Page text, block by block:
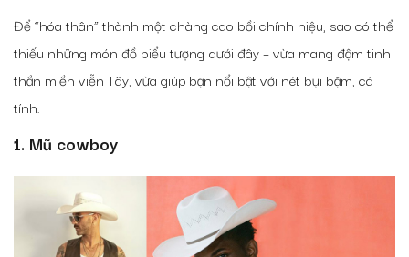
Để “hóa thân” thành một chàng cao bồi chính hiệu, sao có thể
thiếu những món đồ biểu tượng dưới đây – vừa mang đậm tinh
thần miền viễn Tây, vừa giúp bạn nổi bật với nét bụi bặm, cá
tính.
1. Mũ cowboy